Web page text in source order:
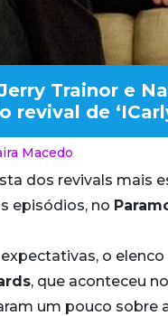
Trainor e
revival de
Macedo
dos revivals mais
episódios, no
o
, que aconteceu
um pouco sobre